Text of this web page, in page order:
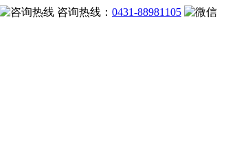
咨询热线： 0431-88981105